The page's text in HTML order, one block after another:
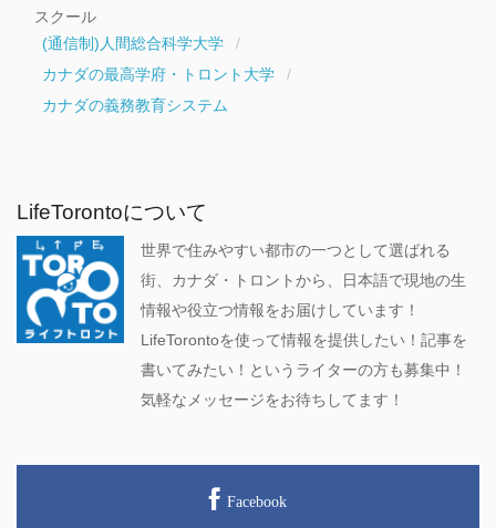
スクール
(通信制)人間総合科学大学
カナダの最高学府・トロント大学
カナダの義務教育システム
LifeTorontoについて
世界で住みやすい都市の一つとして選ばれる
街、カナダ・トロントから、日本語で現地の生
情報や役立つ情報をお届けしています！
LifeTorontoを使って情報を提供したい！記事を
書いてみたい！というライターの方も募集中！
気軽なメッセージをお待ちしてます！
Facebook